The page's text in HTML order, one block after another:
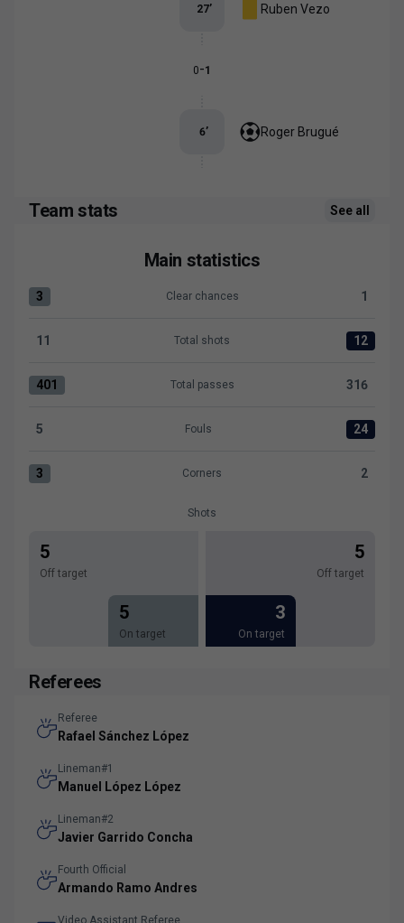
Ruben Vezo
27’
0-1
Roger Brugué
6’
Team stats See all
Main statistics
Clear chances:FC Andorra 3 versus Levante UD 1
3 Clear chances 1
Total shots:FC Andorra 11 versus Levante UD 12
11 Total shots 12
Total passes:FC Andorra 401 versus Levante UD 316
401 Total passes 316
Fouls:FC Andorra 5 versus Levante UD 24
5 Fouls 24
Corners:FC Andorra 3 versus Levante UD 2
3 Corners 2
Shots
5
Off target
5
On target
5
Off target
3
On target
Referees
Referee
Rafael Sánchez López
Lineman#1
Manuel López López
Lineman#2
Javier Garrido Concha
Fourth Official
Armando Ramo Andres
Video Assistant Referee